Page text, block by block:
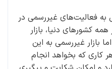
فعالیت‌های غیررسمی در
کشورهای دنیا، بازار
بازار غیررسمی به این
کاری که بخواهد انجام